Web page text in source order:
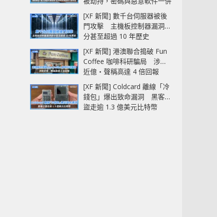
中招
[XF 新聞] 數千台伺服器被後
門攻擊 主機板控制器漏洞部
分甚至超過 10 年歷史
[XF 新聞] 港澳聯合搗破 Fun
Coffee 咖啡科研騙局 涉款
近億‧聲稱高達 4 倍回報
[XF 新聞] Coldcard 離線「冷
錢包」爆出致命漏洞 黑客已
盜走逾 1.3 億美元比特幣